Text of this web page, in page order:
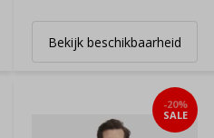
Bekijk beschikbaarheid
-20%
SALE